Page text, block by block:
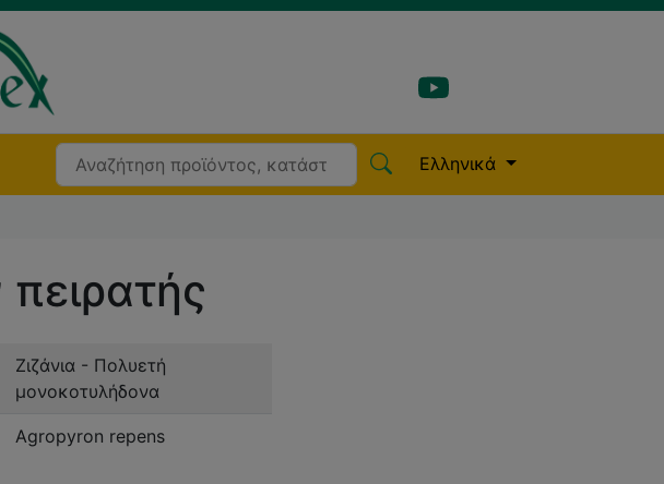
Ελληνικά
Ζιζάνια - Πολυετή
μονοκοτυλήδονα
Agropyron repens